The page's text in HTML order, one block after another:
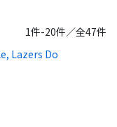
1件-20件／全47件
Lazers Do